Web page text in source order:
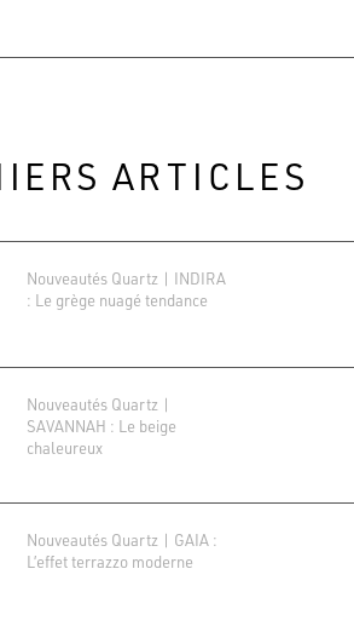
ARTICLES
Nouveautés Quartz | INDIRA
: Le grège nuagé tendance
Nouveautés Quartz |
SAVANNAH : Le beige
chaleureux
Nouveautés Quartz | GAIA :
L’effet terrazzo moderne